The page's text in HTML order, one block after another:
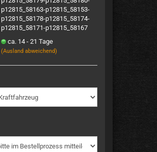
p12815_58163-p12815_58153-
p12815_58178-p12815_58174-
p12815_58171-p12815_58167
ca. 14 - 21 Tage
(Ausland abweichend)